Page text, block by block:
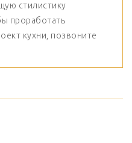
стилистику
проработать
кухни, позвоните